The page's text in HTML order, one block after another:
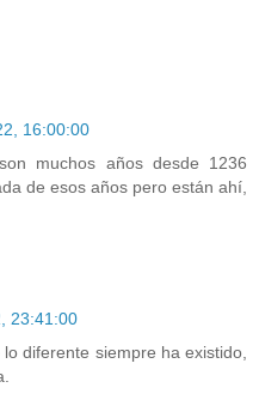
16:00:00
muchos años desde 1236
de esos años pero están ahí,
23:41:00
diferente siempre ha existido,